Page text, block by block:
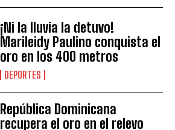
¡Ni la lluvia la detuvo!
Marileidy Paulino conquista el
oro en los 400 metros
DEPORTES
República Dominicana
recupera el oro en el relevo